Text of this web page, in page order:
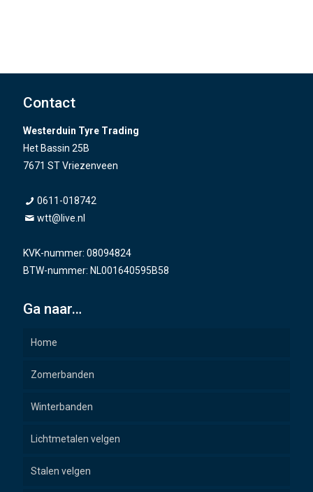
Contact
Westerduin Tyre Trading
Het Bassin 25B
7671 ST Vriezenveen
0611-018742
wtt@live.nl
KVK-nummer: 08094824
BTW-nummer: NL001640595B58
Ga naar…
Home
Zomerbanden
Winterbanden
Lichtmetalen velgen
Stalen velgen